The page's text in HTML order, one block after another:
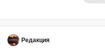
Редакция